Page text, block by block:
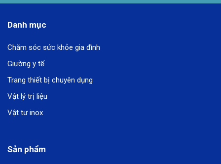
Danh mục
Chăm sóc sức khỏe gia đình
Giường y tế
Trang thiết bị chuyên dụng
Vật lý trị liệu
Vật tư inox
Sản phẩm